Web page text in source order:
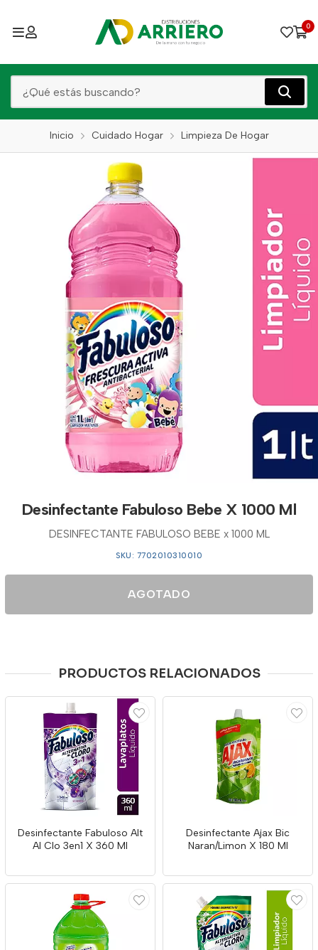
0
Inicio Cuidado Hogar Limpieza De Hogar
Desinfectante Fabuloso Bebe X 1000 Ml
DESINFECTANTE FABULOSO BEBE x 1000 ML
SKU: 7702010310010
AGOTADO
PRODUCTOS RELACIONADOS
Desinfectante Fabuloso Alt
Al Clo 3en1 X 360 Ml
Desinfectante Ajax Bic
Naran/Limon X 180 Ml